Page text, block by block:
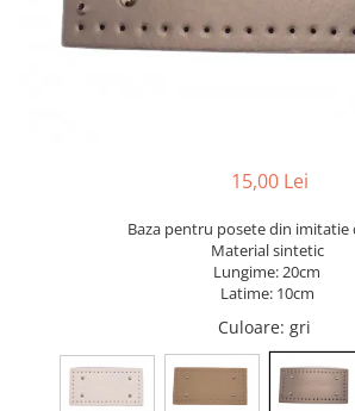
15,00 Lei
Baza pentru posete din imitatie
Material sintetic
Lungime: 20cm
Latime: 10cm
Culoare: gri